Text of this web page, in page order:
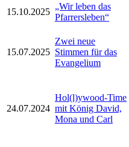
15.10.2025
„Wir leben das
Pfarrersleben“
15.07.2025
Zwei neue
Stimmen für das
Evangelium
24.07.2024
Hol(l)ywood-Time
mit König David,
Mona und Carl